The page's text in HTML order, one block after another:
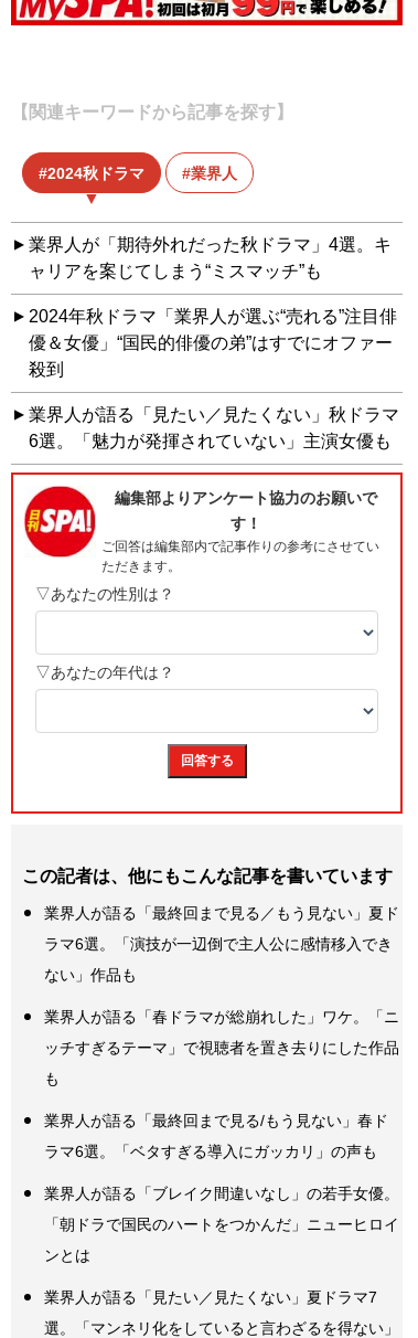
【関連キーワードから記事を探す】
2024秋ドラマ 業界人
業界人が「期待外れだった秋ドラマ」4選。キ
ャリアを案じてしまう“ミスマッチ”も
2024年秋ドラマ「業界人が選ぶ“売れる”注目俳
優＆女優」“国民的俳優の弟”はすでにオファー
殺到
業界人が語る「見たい／見たくない」秋ドラマ
6選。「魅力が発揮されていない」主演女優も
この記者は、他にもこんな記事を書いています
業界人が語る「最終回まで見る／もう見ない」夏ド
ラマ6選。「演技が一辺倒で主人公に感情移入でき
ない」作品も
業界人が語る「春ドラマが総崩れした」ワケ。「ニ
ッチすぎるテーマ」で視聴者を置き去りにした作品
も
業界人が語る「最終回まで見る/もう見ない」春ド
ラマ6選。「ベタすぎる導入にガッカリ」の声も
業界人が語る「ブレイク間違いなし」の若手女優。
「朝ドラで国民のハートをつかんだ」ニューヒロイ
ンとは
業界人が語る「見たい／見たくない」夏ドラマ7
選。「マンネリ化をしていると言わざるを得ない」